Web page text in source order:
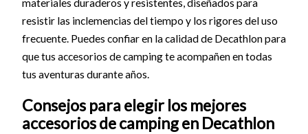
materiales duraderos y resistentes, diseñados para
resistir las inclemencias del tiempo y los rigores del uso
frecuente. Puedes confiar en la calidad de Decathlon para
que tus accesorios de camping te acompañen en todas
tus aventuras durante años.
Consejos para elegir los mejores
accesorios de camping en Decathlon